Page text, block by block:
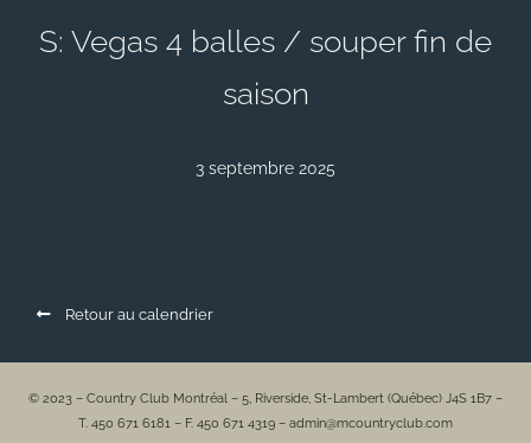
S: Vegas 4 balles / souper fin de
saison
3 septembre 2025
Retour au calendrier
© 2023 – Country Club Montréal – 5, Riverside, St-Lambert (Québec) J4S 1B7 –
T. 450 671 6181 – F. 450 671 4319 – admin@mcountryclub.com